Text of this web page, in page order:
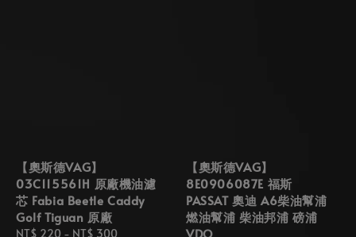
【奧斯德VAG】
03C115561H 原廠機油濾
芯 Fabia Beetle Caddy
Golf Tiguan 原廠
Regular
NT$ 220 - NT$ 300
【奧斯德VAG】
8E0906087E 福斯
PASSAT 奧迪 A6柴油幫浦
燃油幫浦 柴油邦浦 磅浦
VDO